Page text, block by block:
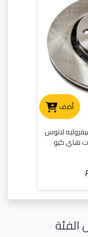
أضف
لانوس
هاي كيو